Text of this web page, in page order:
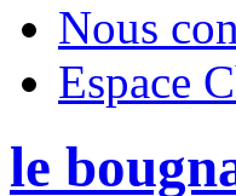
Nous
Espace
le